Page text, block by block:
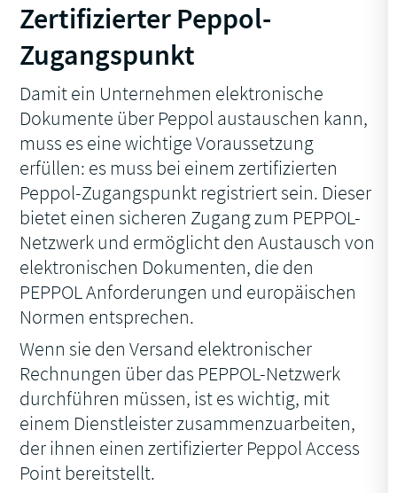
Zertifizierter Peppol-
Zugangspunkt
Damit ein Unternehmen elektronische
Dokumente über Peppol austauschen kann,
muss es eine wichtige Voraussetzung
erfüllen: es muss bei einem zertifizierten
Peppol-Zugangspunkt registriert sein. Dieser
bietet einen sicheren Zugang zum PEPPOL-
Netzwerk und ermöglicht den Austausch von
elektronischen Dokumenten, die den
PEPPOL Anforderungen und europäischen
Normen entsprechen.
Wenn sie den Versand elektronischer
Rechnungen über das PEPPOL-Netzwerk
durchführen müssen, ist es wichtig, mit
einem Dienstleister zusammenzuarbeiten,
der ihnen einen zertifizierter Peppol Access
Point bereitstellt.